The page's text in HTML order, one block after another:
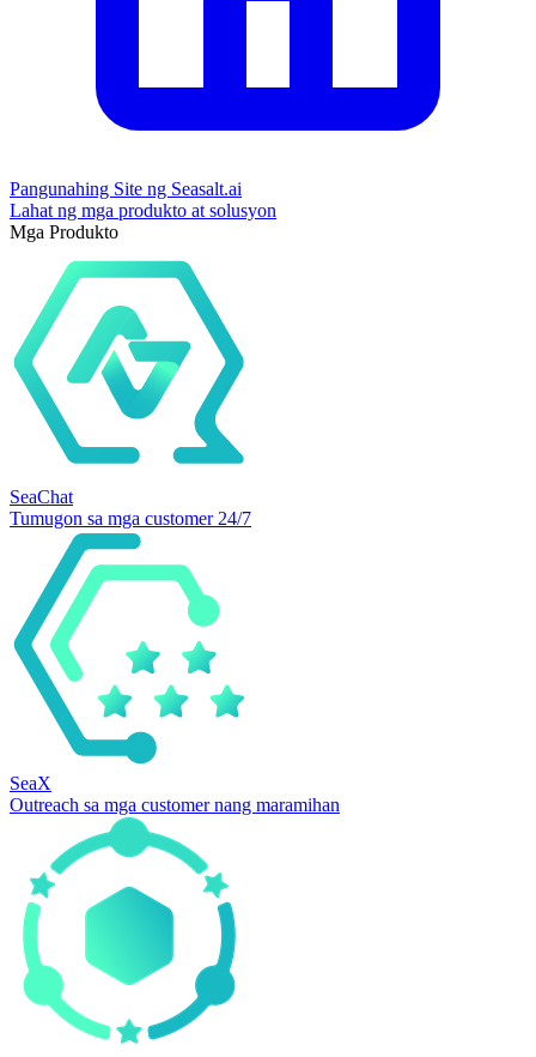
Pangunahing Site ng Seasalt.ai
Lahat ng mga produkto at solusyon
Mga Produkto
SeaChat
Tumugon sa mga customer 24/7
SeaX
Outreach sa mga customer nang maramihan